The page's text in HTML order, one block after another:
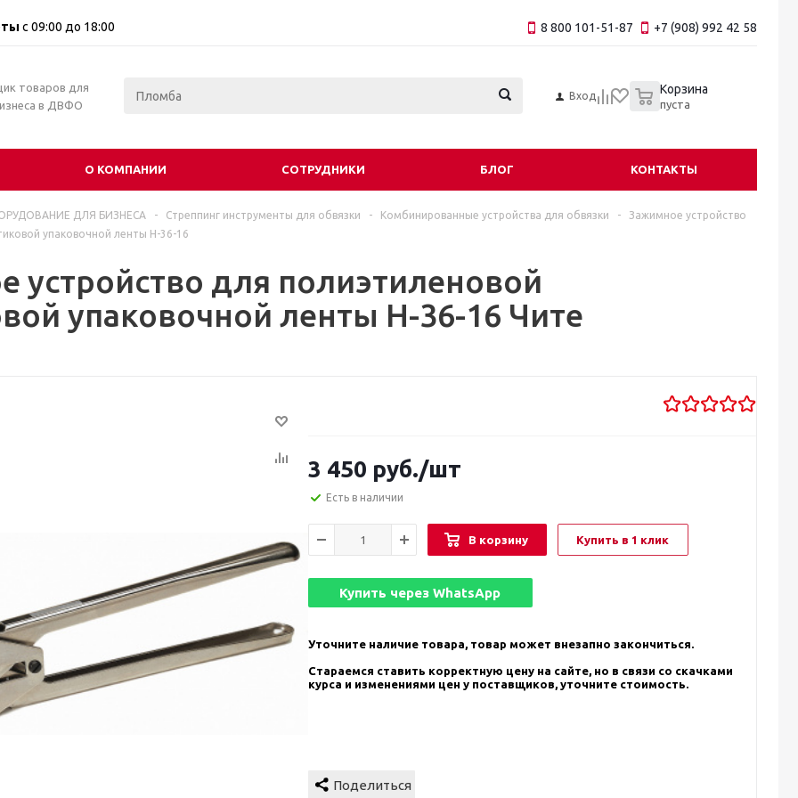
с 09:00 до 18:00 8 800 101-51-87 +7 (908) 992 42 58
товаров для
в ДВФО
Вход Корзина
пуста
О КОМПАНИИ СОТРУДНИКИ БЛОГ КОНТАКТЫ
ДЛЯ БИЗНЕСА - Стреппинг инструменты для обвязки - Комбинированные устройства для обвязки -
Зажимное устройство
упаковочной ленты Н-36-16
устройство для полиэтиленовой
упаковочной ленты Н-36-16 Чите
3 450 руб./шт
Есть в наличии
В корзину Купить в 1 клик
Купить черезWhatsApp
Уточните наличие товара, товар может внезапно закончиться.
Стараемся ставить корректную цену на сайте, но в связи со скачками
курса и изменениями цен у поставщиков, уточните стоимость.